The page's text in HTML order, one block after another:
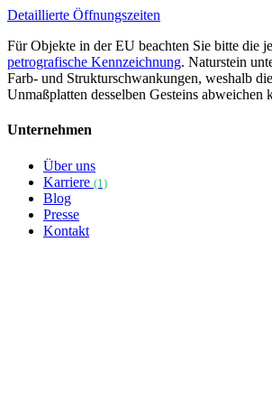
Detaillierte Öffnungszeiten
Für Objekte in der EU beachten Sie bitte die
petrografische Kennzeichnung. Naturstein
Farb- und Strukturschwankungen, weshalb
Unmaßplatten desselben Gesteins abweichen
Unternehmen
Über uns
Karriere (1)
Blog
Presse
Kontakt